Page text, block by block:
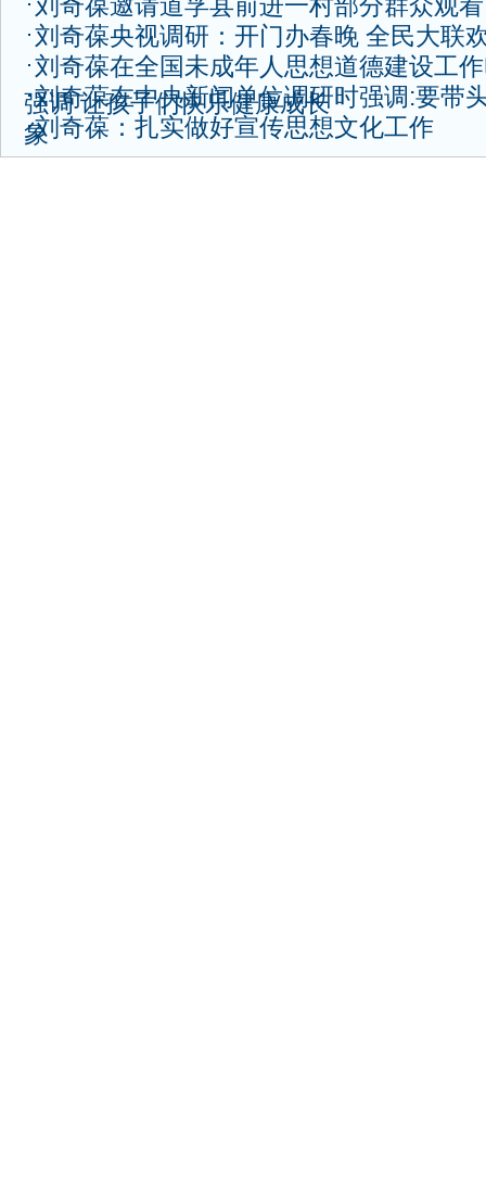
刘奇葆央视调研：开门办春晚 全民大联
刘奇葆在全国未成年人思想道德建设工
强调 让孩子们快乐健康成长
刘奇葆在中央新闻单位调研时强调:要带
象刘奇葆：扎实做好宣传思想文化工作